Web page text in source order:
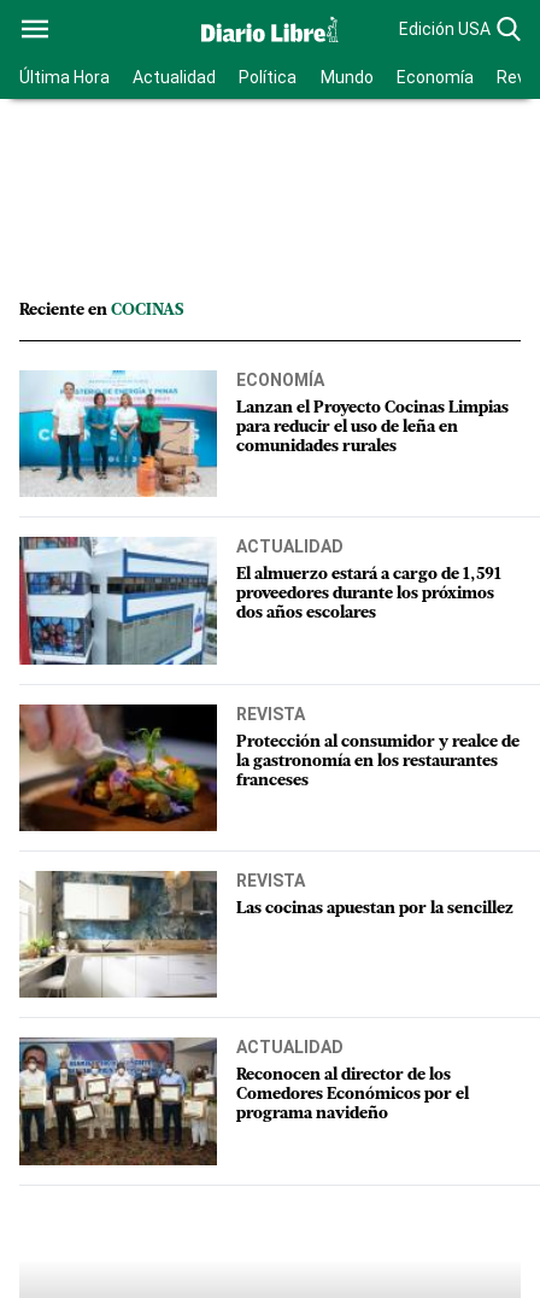
Edición USA
Última Hora Actualidad Política Mundo Economía
Reciente en COCINAS
ECONOMÍA
Lanzan el Proyecto Cocinas Limpias
para reducir el uso de leña en
comunidades rurales
ACTUALIDAD
El almuerzo estará a cargo de 1,591
proveedores durante los próximos
dos años escolares
REVISTA
Protección al consumidor y realce de
la gastronomía en los restaurantes
franceses
REVISTA
Las cocinas apuestan por la sencillez
ACTUALIDAD
Reconocen al director de los
Comedores Económicos por el
programa navideño